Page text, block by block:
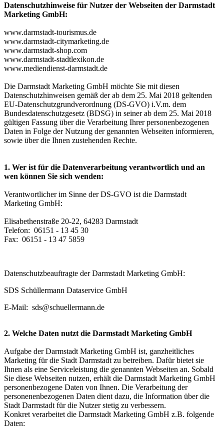
Datenschutzhinweise für Nutzer der Webseiten der Darmstadt
Marketing GmbH:
www.darmstadt-tourismus.de
www.darmstadt-citymarketing.de
www.darmstadt-shop.com
www.darmstadt-stadtlexikon.de
www.mediendienst-darmstadt.de
Die Darmstadt Marketing GmbH möchte Sie mit diesen
Datenschutzhinweisen gemäß der ab dem 25. Mai 2018 geltenden
EU-Datenschutzgrundverordnung (DS-GVO) i.V.m. dem
Bundesdatenschutzgesetz (BDSG) in seiner ab dem 25. Mai 2018
gültigen Fassung über die Verarbeitung Ihrer personenbezogenen
Daten in Folge der Nutzung der genannten Webseiten informieren,
sowie über die Ihnen zustehenden Rechte.
1. Wer ist für die Datenverarbeitung verantwortlich und an
wen können Sie sich wenden:
Verantwortlicher im Sinne der DS-GVO ist die Darmstadt
Marketing GmbH:
Elisabethenstraße 20-22, 64283 Darmstadt
Telefon: 06151 - 13 45 30
Fax: 06151 - 13 47 5859
Datenschutzbeauftragte der Darmstadt Marketing GmbH:
SDS Schüllermann Dataservice GmbH
E-Mail: sds@schuellermann.de
2. Welche Daten nutzt die Darmstadt Marketing GmbH
Aufgabe der Darmstadt Marketing GmbH ist, ganzheitliches
Marketing für die Stadt Darmstadt zu betreiben. Dafür bietet sie
Ihnen als eine Serviceleistung die genannten Webseiten an. Sobald
Sie diese Webseiten nutzen, erhält die Darmstadt Marketing GmbH
personenbezogene Daten von Ihnen. Die Verarbeitung der
personenenbezogenen Daten dient dazu, die Information über die
Stadt Darmstadt für die Nutzer stetig zu verbessern.
Konkret verarbeitet die Darmstadt Marketing GmbH z.B. folgende
Daten: